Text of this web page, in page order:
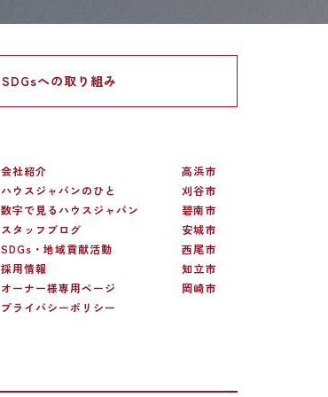
SDGsへの取り組み
会社紹介
ハウスジャパンのひと
数字で見るハウスジャパン
スタッフブログ
SDGs・地域貢献活動
採用情報
オーナー様専用ページ
プライバシーポリシー
高浜市
刈谷市
碧南市
安城市
西尾市
知立市
岡崎市